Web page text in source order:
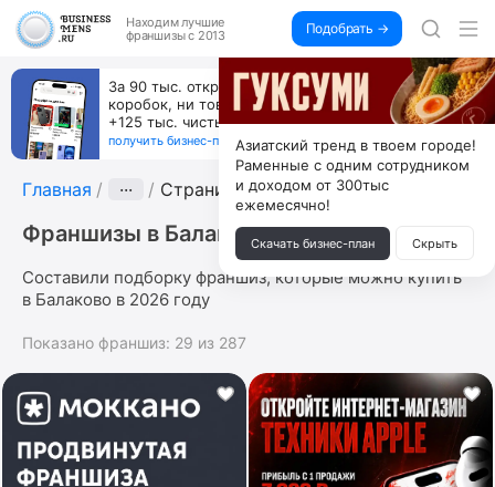
Находим лучшие
франшизы с 2013
Подобрать →
За 90 тыс. открой магазин на Авито, дома ни
коробок, ни товара, ни склада, зато каждый месяц
+125 тыс. чистыми
получить бизнес-план ↓
Главная ··· Страница 5
Франшизы в Балаково
Составили подборку франшиз, которые можно купить
в Балаково в 2026 году
Показано франшиз: 29 из 287
Азиатский тренд в твоем городе!
Раменные с одним сотрудником
и доходом от 300тыс
ежемесячно!
Скачать бизнес-план Скрыть